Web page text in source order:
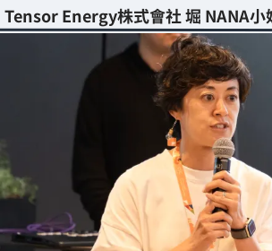
Tensor Energy株式會社 堀 NANA小